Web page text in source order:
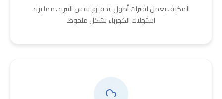
المكيف يعمل لفترات أطول لتحقيق نفس التبريد، مما يزيد
استهلاك الكهرباء بشكل ملحوظ.